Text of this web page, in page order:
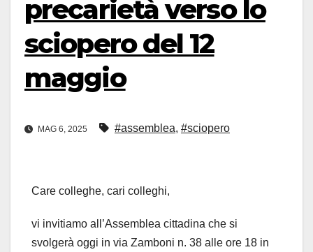
precarietà verso lo
sciopero del 12
maggio
MAG 6, 2025 #assemblea, #sciopero
Care colleghe, cari colleghi,
vi invitiamo all’Assemblea cittadina che si
svolgerà oggi in via Zamboni n. 38 alle ore 18 in